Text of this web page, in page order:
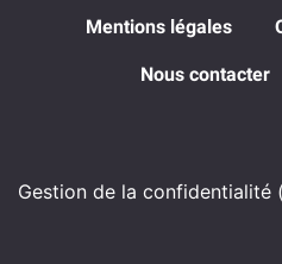
Mentions légales
Nous contacter
Gestion de la confidentialité